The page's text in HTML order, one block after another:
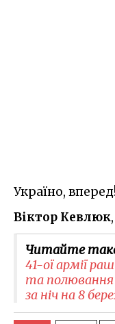
Україно, вперед!
Віктор Кевлюк
Читайте
41-ої армії
та
за ніч на 8